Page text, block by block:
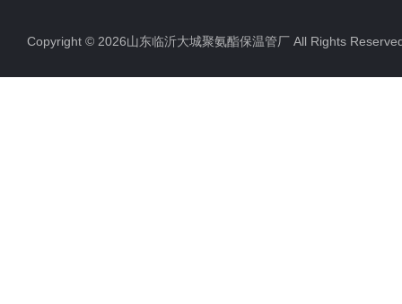
Copyright © 2026山东临沂大城聚氨酯保温管厂 All Rights